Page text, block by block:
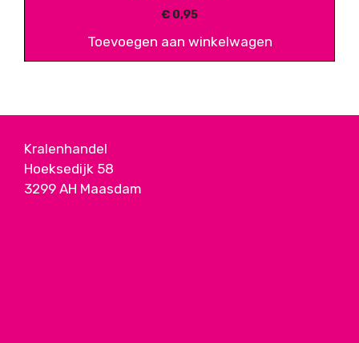
€ 0,95
Toevoegen aan winkelwagen
Kralenhandel
Hoeksedijk 58
3299 AH Maasdam